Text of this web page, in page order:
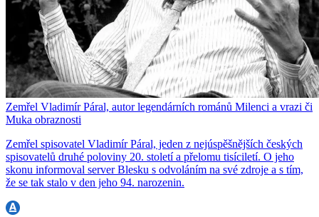
Zemřel Vladimír Páral, autor legendárních románů Milenci a vrazi či
Muka obraznosti
Zemřel spisovatel Vladimír Páral, jeden z nejúspěšnějších českých
spisovatelů druhé poloviny 20. století a přelomu tisíciletí. O jeho
skonu informoval server Blesku s odvoláním na své zdroje a s tím,
že se tak stalo v den jeho 94. narozenin.